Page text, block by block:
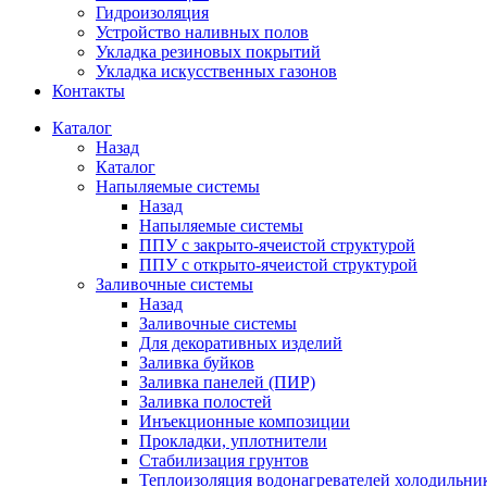
Гидроизоляция
Устройство наливных полов
Укладка резиновых покрытий
Укладка искусственных газонов
Контакты
Каталог
Назад
Каталог
Напыляемые системы
Назад
Напыляемые системы
ППУ с закрыто-ячеистой структурой
ППУ с открыто-ячеистой структурой
Заливочные системы
Назад
Заливочные системы
Для декоративных изделий
Заливка буйков
Заливка панелей (ПИР)
Заливка полостей
Инъекционные композиции
Прокладки, уплотнители
Стабилизация грунтов
Теплоизоляция водонагревателей